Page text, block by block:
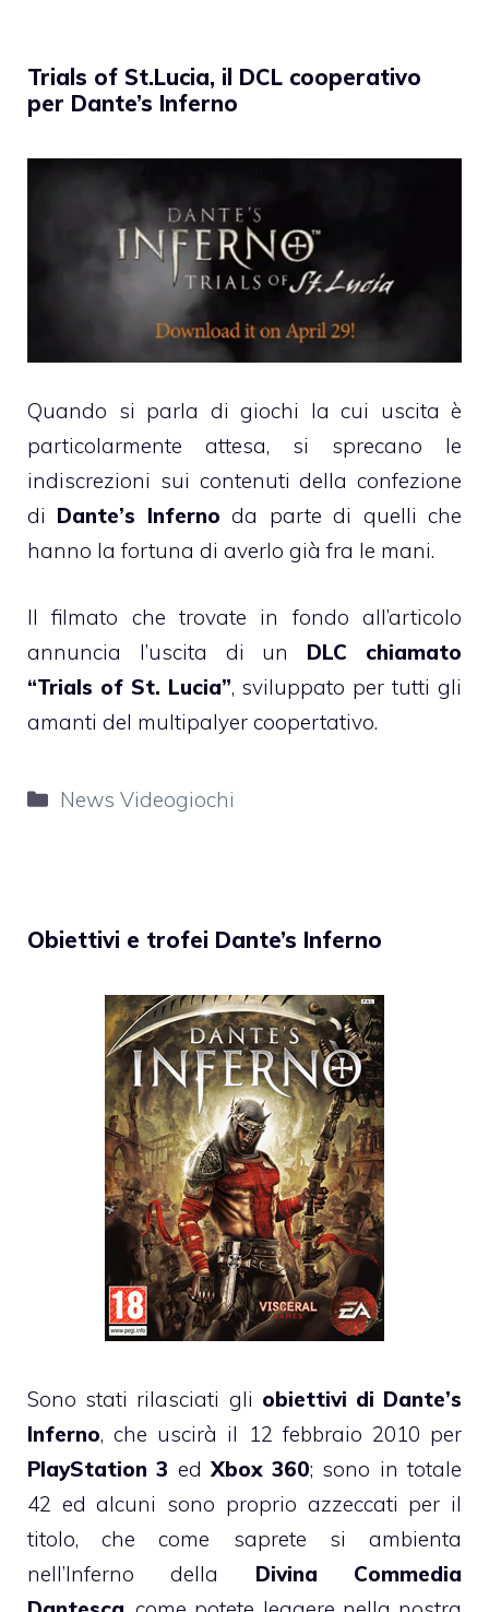
Trials of St.Lucia, il DCL cooperativo
per Dante’s Inferno
Quando si parla di giochi la cui uscita è
particolarmente attesa, si sprecano le
indiscrezioni sui contenuti della confezione
di Dante’s Inferno da parte di quelli che
hanno la fortuna di averlo già fra le mani.
Il filmato che trovate in fondo all’articolo
annuncia l’uscita di un DLC chiamato
“Trials of St. Lucia”, sviluppato per tutti gli
amanti del multipalyer coopertativo.
Categorie
News Videogiochi
Obiettivi e trofei Dante’s Inferno
Sono stati rilasciati gli obiettivi di Dante’s
Inferno, che uscirà il 12 febbraio 2010 per
PlayStation 3 edXbox 360; sono in totale
42 ed alcuni sono proprio azzeccati per il
titolo, che come saprete si ambienta
nell’Inferno della Divina Commedia